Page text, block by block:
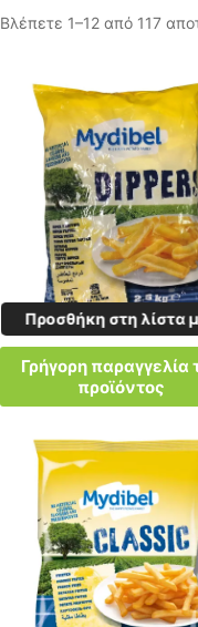
Βλέπετε 1–12 από 117
Προσθήκη στη λίστα
Γρήγορη παραγγελία
προϊόντος